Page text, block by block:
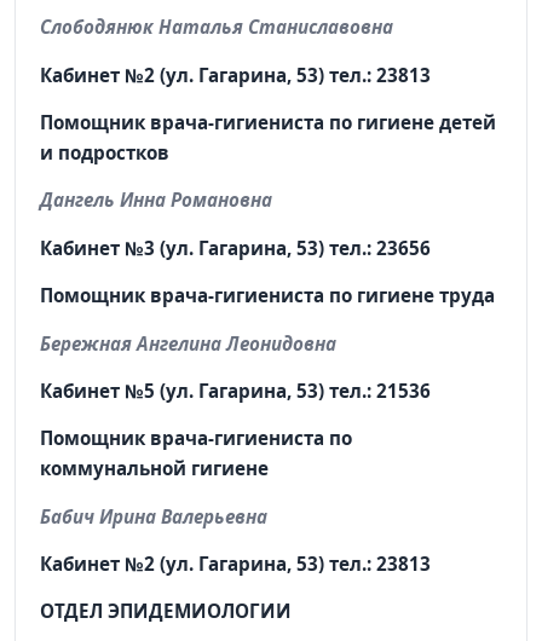
Слободянюк Наталья Станиславовна
Кабинет №2 (ул. Гагарина, 53) тел.: 23813
Помощник врача-гигиениста по гигиене детей
и подростков
Дангель Инна Романовна
Кабинет №3 (ул. Гагарина, 53) тел.: 23656
Помощник врача-гигиениста по гигиене труда
Бережная Ангелина Леонидовна
Кабинет №5 (ул. Гагарина, 53) тел.: 21536
Помощник врача-гигиениста по
коммунальной гигиене
Бабич Ирина Валерьевна
Кабинет №2 (ул. Гагарина, 53) тел.: 23813
ОТДЕЛ ЭПИДЕМИОЛОГИИ